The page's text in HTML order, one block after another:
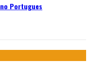
Portugues